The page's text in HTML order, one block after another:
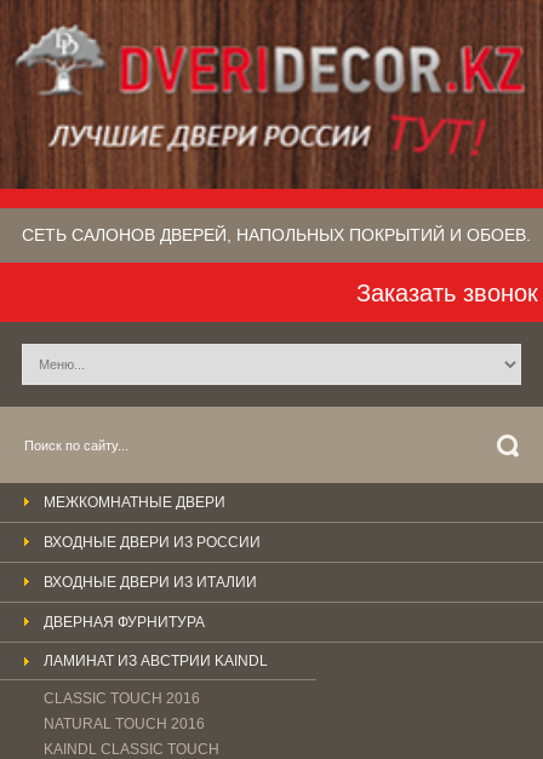
СЕТЬ САЛОНОВ ДВЕРЕЙ, НАПОЛЬНЫХ ПОКРЫТИЙ​ И ОБОЕВ.
Заказать звонок
МЕЖКОМНАТНЫЕ ДВЕРИ
ВХОДНЫЕ ДВЕРИ ИЗ РОССИИ
ВХОДНЫЕ ДВЕРИ ИЗ ИТАЛИИ
ДВЕРНАЯ ФУРНИТУРА
ЛАМИНАТ ИЗ АВСТРИИ KAINDL
CLASSIC TOUCH 2016
NATURAL TOUCH 2016
KAINDL CLASSIС TOUCH